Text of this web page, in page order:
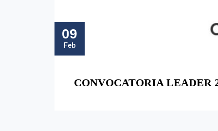
09
Feb
CONVOCATORIA LEADER